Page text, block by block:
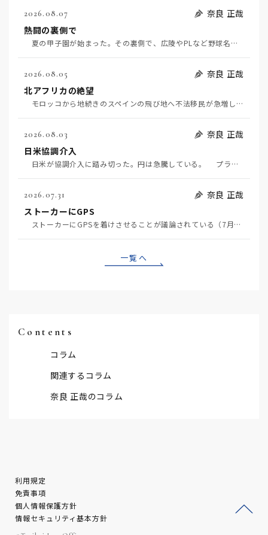
2026.08.07
奈良 正哉
熱闘の裏側で
夏の甲子園が始まった。その裏側で、広陵やPLなど野球名門校（だった）の不祥事のその後について、「熱…
2026.08.05
奈良 正哉
北アフリカの絶望
モロッコから地続きのスペインの飛び地へ不法移民が急増していて、当地の大問題となっている。「海を泳い…
2026.08.03
奈良 正哉
日米協調介入
日米が協調介入に踏み切った。円は急騰している。 プラザ合意以降、協調介入は為替相場の転機になって…
2026.07.31
奈良 正哉
ストーカーにGPS
ストーカーにGPSを着けさせることが議論されている（7月29日日経）。反対派は「ストーカーにも人権…
一覧へ
Contents
コラム
関連するコラム
奈良 正哉のコラム
利用規定
免責事項
個人情報保護方針
情報セキュリティ基本方針